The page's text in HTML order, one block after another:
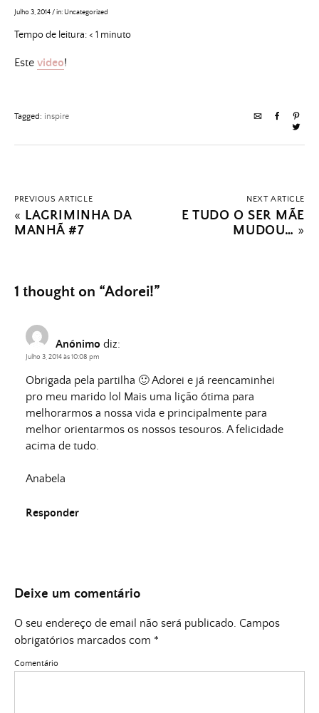
Julho 3, 2014/in: Uncategorized
Tempo de leitura:< 1 minuto
Este video!
Tagged: inspire
PREVIOUS ARTICLE
« LAGRIMINHA DA
MANHÃ #7
NEXT ARTICLE
E TUDO O SER MÃE
MUDOU… »
1 thought on “Adorei!”
Anónimo diz:
Julho 3, 2014 às 10:08 pm
Obrigada pela partilha 🙂 Adorei e já reencaminhei
pro meu marido lol Mais uma lição ótima para
melhorarmos a nossa vida e principalmente para
melhor orientarmos os nossos tesouros. A felicidade
acima de tudo.
Anabela
Responder
Deixe um comentário
O seu endereço de email não será publicado. Campos
obrigatórios marcados com *
Comentário